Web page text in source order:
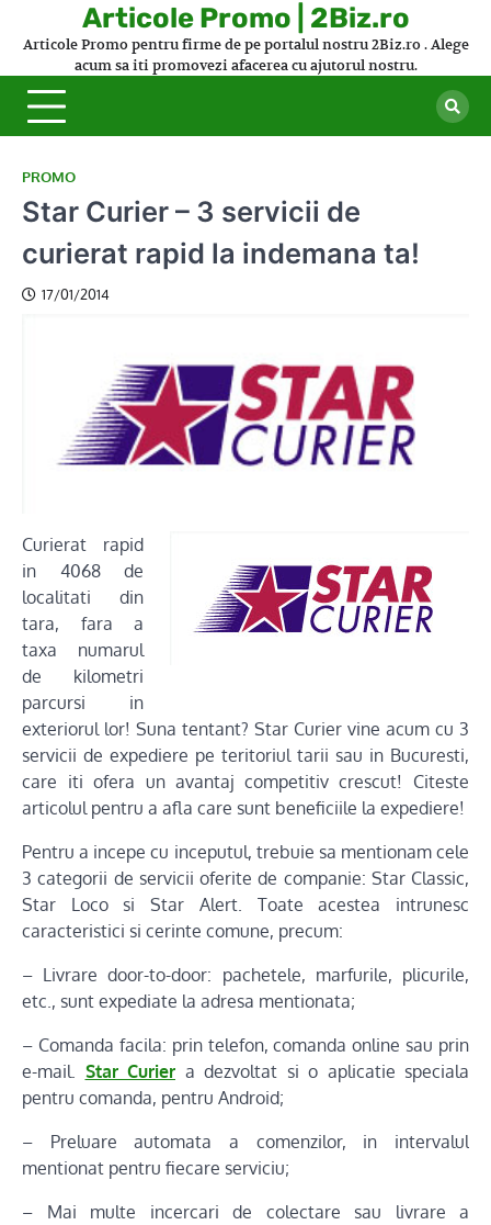
Articole Promo | 2Biz.ro
Articole Promo pentru firme de pe portalul nostru 2Biz.ro . Alege
acum sa iti promovezi afacerea cu ajutorul nostru.
PROMO
Star Curier – 3 servicii de
curierat rapid la indemana ta!
17/01/2014
Curierat rapid
in 4068 de
localitati din
tara, fara a
taxa numarul
de kilometri
parcursi in
exteriorul lor! Suna tentant? Star Curier vine acum cu 3
servicii de expediere pe teritoriul tarii sau in Bucuresti,
care iti ofera un avantaj competitiv crescut! Citeste
articolul pentru a afla care sunt beneficiile la expediere!
Pentru a incepe cu inceputul, trebuie sa mentionam cele
3 categorii de servicii oferite de companie: Star Classic,
Star Loco si Star Alert. Toate acestea intrunesc
caracteristici si cerinte comune, precum:
– Livrare door-to-door: pachetele, marfurile, plicurile,
etc., sunt expediate la adresa mentionata;
– Comanda facila: prin telefon, comanda online sau prin
e-mail. Star Curier a dezvoltat si o aplicatie speciala
pentru comanda, pentru Android;
– Preluare automata a comenzilor, in intervalul
mentionat pentru fiecare serviciu;
– Mai multe incercari de colectare sau livrare a